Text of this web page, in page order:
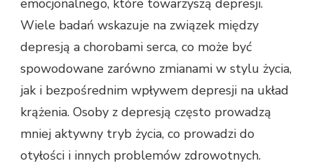
emocjonalnego, które towarzyszą depresji.
Wiele badań wskazuje na związek między
depresją a chorobami serca, co może być
spowodowane zarówno zmianami w stylu życia,
jak i bezpośrednim wpływem depresji na układ
krążenia. Osoby z depresją często prowadzą
mniej aktywny tryb życia, co prowadzi do
otyłości i innych problemów zdrowotnych.